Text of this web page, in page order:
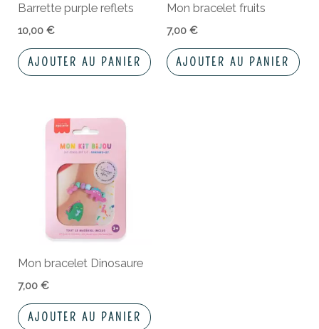
Barrette purple reflets
10,00€
AJOUTER AU PANIER
Mon bracelet fruits
7,00 €
AJOUTER AU PANIER
Mon bracelet Dinosaure
7,00€
AJOUTER AU PANIER